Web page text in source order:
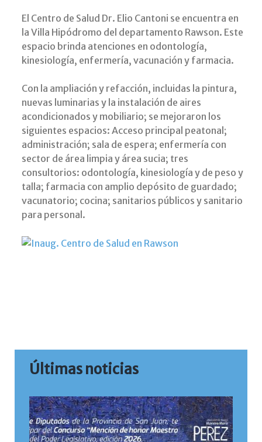
El Centro de Salud Dr. Elio Cantoni se encuentra en
la Villa Hipódromo del departamento Rawson. Este
espacio brinda atenciones en odontología,
kinesiología, enfermería, vacunación y farmacia.
Con la ampliación y refacción, incluidas la pintura,
nuevas luminarias y la instalación de aires
acondicionados y mobiliario; se mejoraron los
siguientes espacios: Acceso principal peatonal;
administración; sala de espera; enfermería con
sector de área limpia y área sucia; tres
consultorios: odontología, kinesiología y de peso y
talla; farmacia con amplio depósito de guardado;
vacunatorio; cocina; sanitarios públicos y sanitario
para personal.
Últimas noticias